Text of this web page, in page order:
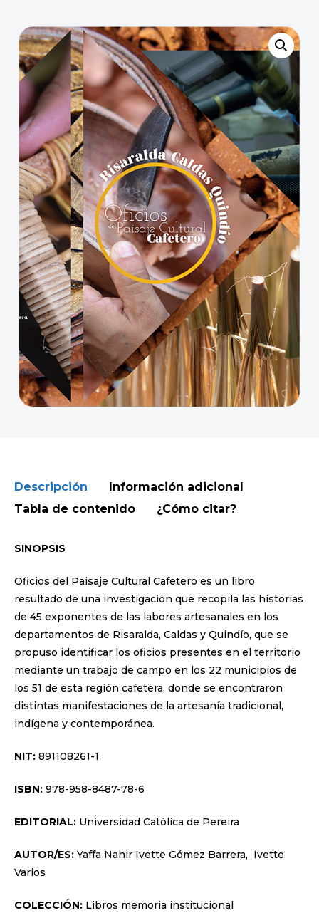
Descripción
Información adicional
Tabla de contenido
¿Cómo citar?
SINOPSIS
Oficios del Paisaje Cultural Cafetero es un libro
resultado de una investigación que recopila las historias
de 45 exponentes de las labores artesanales en los
departamentos de Risaralda, Caldas y Quindío, que se
propuso identificar los oficios presentes en el territorio
mediante un trabajo de campo en los 22 municipios de
los 51 de esta región cafetera, donde se encontraron
distintas manifestaciones de la artesanía tradicional,
indígena y contemporánea.
NIT: 891108261-1
ISBN: 978-958-8487-78-6
EDITORIAL: Universidad Católica de Pereira
AUTOR/ES: Yaffa Nahir Ivette Gómez Barrera, Ivette
Varios
COLECCIÓN: Libros memoria institucional